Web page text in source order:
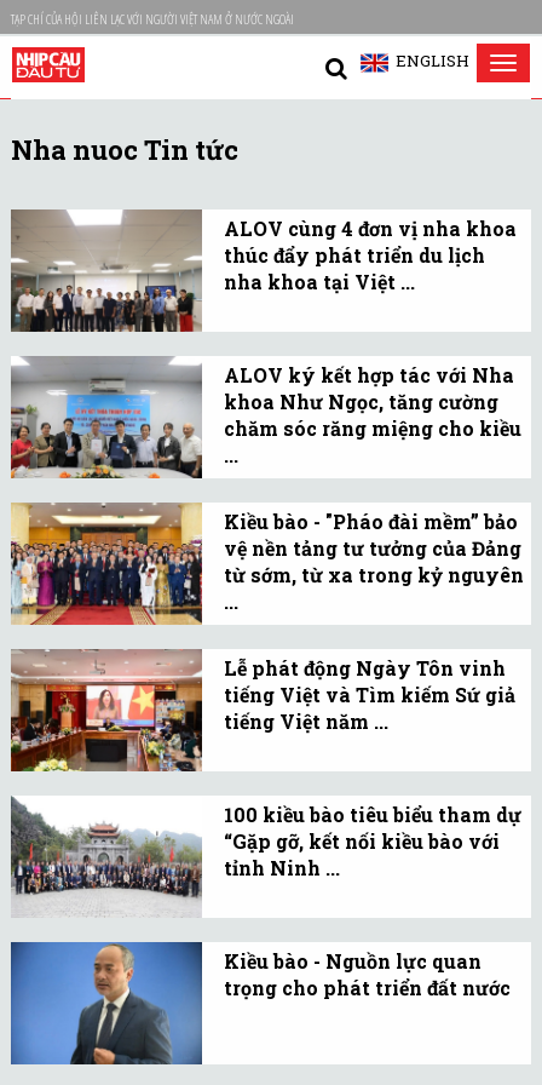
TẠP CHÍ CỦA HỘI LIÊN LẠC VỚI NGƯỜI VIỆT NAM Ở NƯỚC NGOÀI
ENGLISH
Nha nuoc Tin tức
ALOV cùng 4 đơn vị nha khoa
thúc đẩy phát triển du lịch
nha khoa tại Việt ...
ngoài (ALOV) đã ký kết
thoả thuận hợp tác với 4
đơn vị nha khoa.
ALOV ký kết hợp tác với Nha
khoa Như Ngọc, tăng cường
chăm sóc răng miệng cho kiều
...
Sáng 23/4, Hội Liên lạc
với người Việt Nam ở
nước ngoài (ALOV) ký kết
Biên bản ghi nhớ với
Công ty Cổ phần Nha
khoa Như Ngọc (Nha
khoa Như Ngọc).
Kiều bào - "Pháo đài mềm” bảo
vệ nền tảng tư tưởng của Đảng
từ sớm, từ xa trong kỷ nguyên
...
Kiều bào góp phần xây
dựng “thế trận tư tưởng
từ xa”, bảo vệ nền tảng tư
tưởng của Đảng trong kỷ
nguyên số.
Lễ phát động Ngày Tôn vinh
tiếng Việt và Tìm kiếm Sứ giả
tiếng Việt năm ...
cộng đồng người Việt
Nam ở nước ngoài và Tìm
nước ngoài năm 2026.
100 kiều bào tiêu biểu tham dự
“Gặp gỡ, kết nối kiều bào với
tỉnh Ninh ...
chương trình “Gặp gỡ, kết
nối kiều bào với tỉnh
Kiều bào - Nguồn lực quan
trọng cho phát triển đất nước